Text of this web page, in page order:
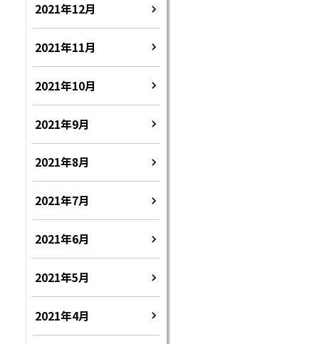
2021年12月
2021年11月
2021年10月
2021年9月
2021年8月
2021年7月
2021年6月
2021年5月
2021年4月